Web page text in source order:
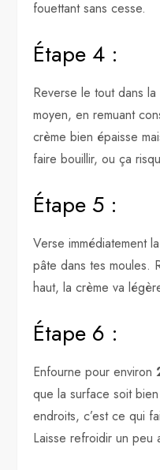
fouettant sans cesse.
Étape 4 :
Reverse le tout dans
moyen, en remuant
crème bien épaisse
faire bouillir, ou ça
Étape 5 :
Verse immédiatement
pâte dans tes moules.
haut, la crème va
Étape 6 :
Enfourne pour environ
que la surface soit
endroits, c’est ce qui
Laisse refroidir un peu